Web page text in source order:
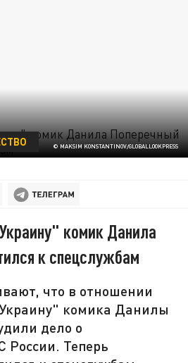
© MAKSIM KONSTANTINOV/GLOBALLOOKPRESS
комик Данила
к спецслужбам
что в отношении
комика Данилы
дело о
России. Теперь